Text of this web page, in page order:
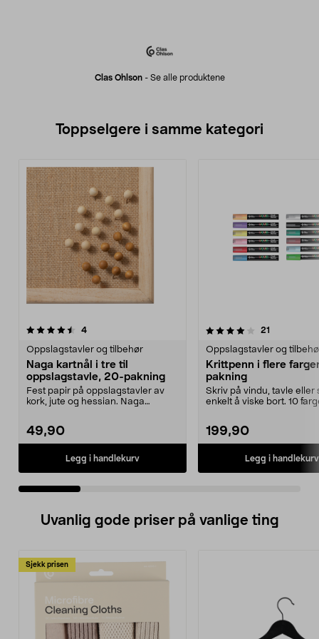
Clas Ohlson- Se alle produktene
Toppselgere i samme kategori
4anmeldelser
Oppslagstavler og tilbehør
Naga kartnål i tre til
oppslagstavle, 20-pakning
Fest papir på oppslagstavler av
kork, jute og hessian. Naga
49,90
Legg i handlekurv
4.0 av 5 stjerner 21
Oppslagstavler og
Krittpenn i flere
pakning
Skriv på vindu, tavle eller
enkelt å viske bort. 10
199,90
Legg i handlekurv
4.0 av 5 stjerner
Uvanlig gode priser på vanlige ting
Sjekk prisen